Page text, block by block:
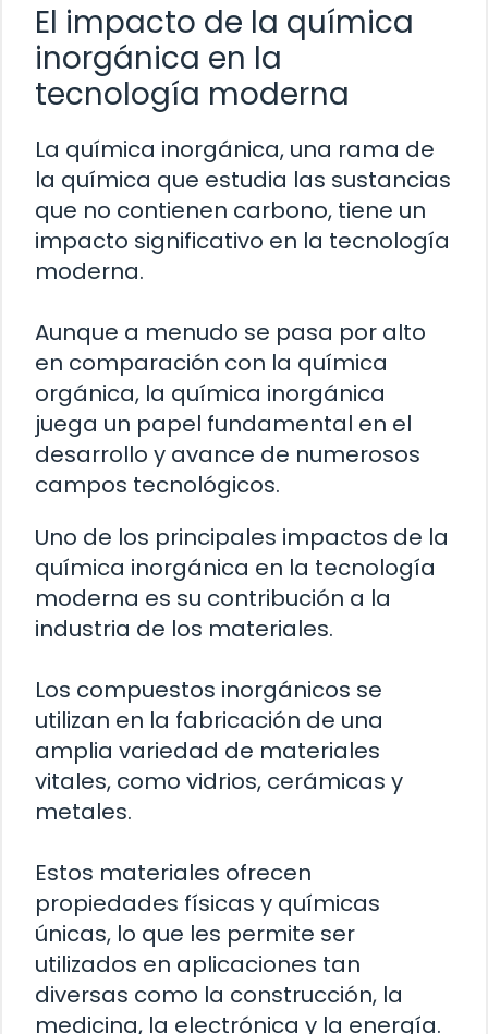
El impacto de la química
inorgánica en la
tecnología moderna
La química inorgánica, una rama de
la química que estudia las sustancias
que no contienen carbono, tiene un
impacto significativo en la tecnología
moderna.
Aunque a menudo se pasa por alto
en comparación con la química
orgánica, la química inorgánica
juega un papel fundamental en el
desarrollo y avance de numerosos
campos tecnológicos.
Uno de los principales impactos de la
química inorgánica en la tecnología
moderna es su contribución a la
industria de los materiales.
Los compuestos inorgánicos se
utilizan en la fabricación de una
amplia variedad de materiales
vitales, como vidrios, cerámicas y
metales.
Estos materiales ofrecen
propiedades físicas y químicas
únicas, lo que les permite ser
utilizados en aplicaciones tan
diversas como la construcción, la
medicina, la electrónica y la energía.